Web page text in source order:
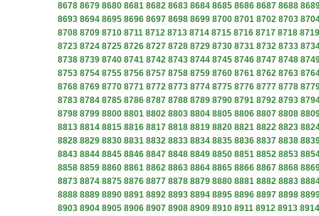
8678 8679 8680 8681 8682 8683 8684 8685 8686 8687 8688
8693 8694 8695 8696 8697 8698 8699 8700 8701 8702 8703
8708 8709 8710 8711 8712 8713 8714 8715 8716 8717 8718 8719
8723 8724 8725 8726 8727 8728 8729 8730 8731 8732 8733
8738 8739 8740 8741 8742 8743 8744 8745 8746 8747 8748
8753 8754 8755 8756 8757 8758 8759 8760 8761 8762 8763
8768 8769 8770 8771 8772 8773 8774 8775 8776 8777 8778
8783 8784 8785 8786 8787 8788 8789 8790 8791 8792 8793
8798 8799 8800 8801 8802 8803 8804 8805 8806 8807 8808
8813 8814 8815 8816 8817 8818 8819 8820 8821 8822 8823
8828 8829 8830 8831 8832 8833 8834 8835 8836 8837 8838
8843 8844 8845 8846 8847 8848 8849 8850 8851 8852 8853
8858 8859 8860 8861 8862 8863 8864 8865 8866 8867 8868
8873 8874 8875 8876 8877 8878 8879 8880 8881 8882 8883
8888 8889 8890 8891 8892 8893 8894 8895 8896 8897 8898
8903 8904 8905 8906 8907 8908 8909 8910 8911 8912 8913 8914